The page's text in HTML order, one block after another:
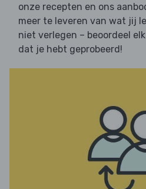
onze recepten en ons
meer te leveren van wat jij
niet verlegen – beoordeel
dat je hebt geprobeerd!